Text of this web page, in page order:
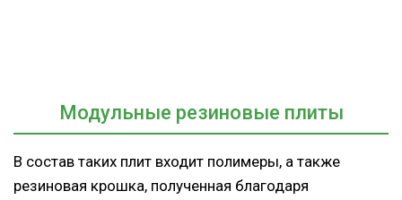
Модульные резиновые плиты
В состав таких плит входит полимеры, а также
резиновая крошка, полученная благодаря